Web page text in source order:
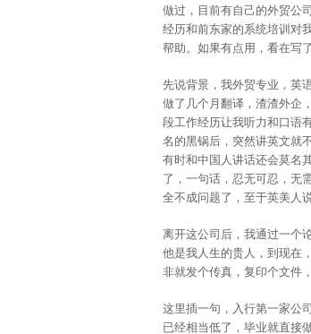
做过，目前有自己的外贸公
经历和前东家的系统培训对
帮助。如果有点用，看在写
先说背景，我外贸专业，英
做了几个月翻译，渣渣外企
段工作经历让我听力和口语
名的黑锅后，突然讲英文就
有时和中国人讲话还会莫名
了，一句话，忍无可忍，无
全不成问题了，至于英美人
离开这公司后，我通过一个
他是我人生的贵人，到现在
非就发个传真，复印个文件
这里插一句，入行第一家公
已经相当低了，毕业就直接